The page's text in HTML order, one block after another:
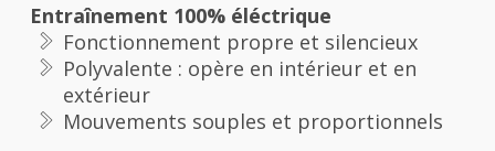
Entraînement 100% éléctrique
Fonctionnement propre et silencieux
Polyvalente : opère en intérieur et en
extérieur
Mouvements souples et proportionnels